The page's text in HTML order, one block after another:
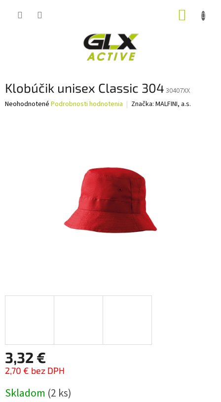
Klobúčik unisex Classic 304 30407XX
Priemerné
Neohodnotené Podrobnosti hodnotenia Značka: MALFINI, a.s.
3,32 €
2,70 € bez DPH
cena:
Skladom (2 ks)